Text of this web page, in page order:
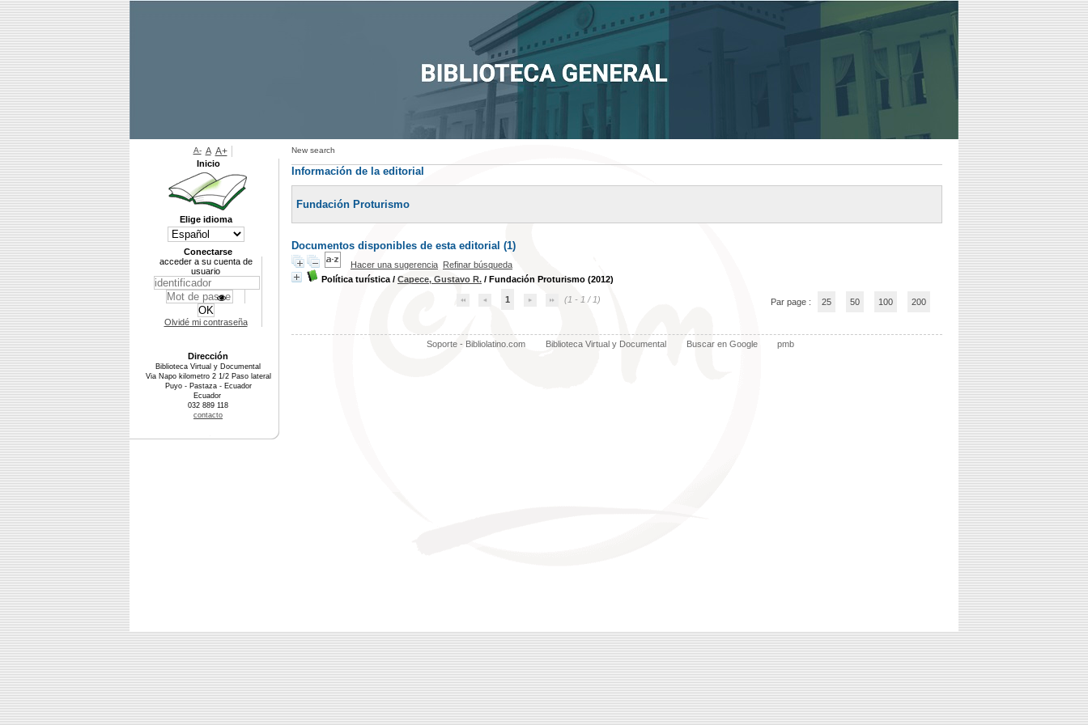
New search
Información de la editorial
Fundación Proturismo
Documentos disponibles de esta editorial (1)
Hacer una sugerencia Refinar búsqueda
Política turística / Capece, Gustavo R. / Fundación Proturismo (2012)
1 (1 - 1 / 1) Par page : 25 50 100 200
Soporte - Bibliolatino.com Biblioteca Virtual y Documental Buscar en Google pmb
A- A A+
Inicio
Elige idioma
Conectarse
acceder a su cuenta de
usuario
Olvidé mi contraseña
Dirección
Biblioteca Virtual y Documental
Via Napo kilometro 2 1/2 Paso lateral
Puyo - Pastaza - Ecuador
Ecuador
032 889 118
contacto